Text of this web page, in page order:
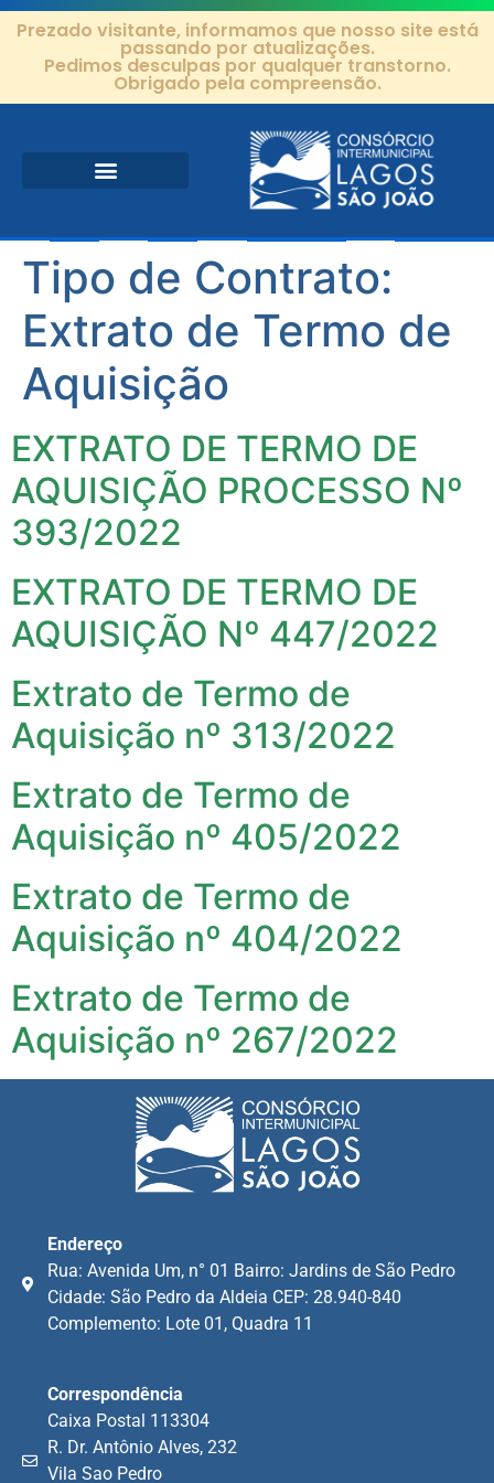
Prezado visitante, informamos que nosso site está
passando por atualizações.
Pedimos desculpas por qualquer transtorno.
Obrigado pela compreensão.
Tipo de Contrato:
Extrato de Termo de
Aquisição
EXTRATO DE TERMO DE
AQUISIÇÃO PROCESSO Nº
393/2022
EXTRATO DE TERMO DE
AQUISIÇÃO Nº 447/2022
Extrato de Termo de
Aquisição nº 313/2022
Extrato de Termo de
Aquisição nº 405/2022
Extrato de Termo de
Aquisição nº 404/2022
Extrato de Termo de
Aquisição nº 267/2022
Endereço
Rua: Avenida Um, n° 01 Bairro: Jardins de São Pedro
Cidade: São Pedro da Aldeia CEP: 28.940-840
Complemento: Lote 01, Quadra 11
Correspondência
Caixa Postal 113304
R. Dr. Antônio Alves, 232
Vila Sao Pedro